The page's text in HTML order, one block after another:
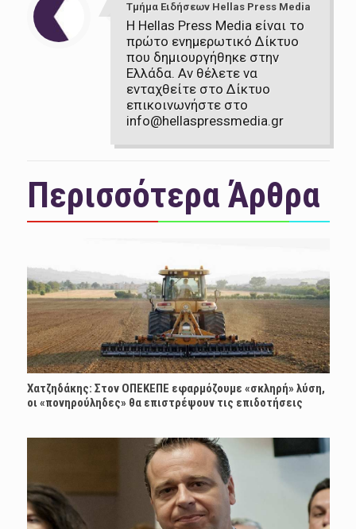
Τμήμα Ειδήσεων Hellas Press Media
Η Hellas Press Media είναι το
πρώτο ενημερωτικό Δίκτυο
που δημιουργήθηκε στην
Ελλάδα. Αν θέλετε να
ενταχθείτε στο Δίκτυο
επικοινωνήστε στο
info@hellaspressmedia.gr
Περισσότερα Άρθρα
Χατζηδάκης: Στον ΟΠΕΚΕΠΕ εφαρμόζουμε «σκληρή» λύση,
οι «πονηρούληδες» θα επιστρέψουν τις επιδοτήσεις